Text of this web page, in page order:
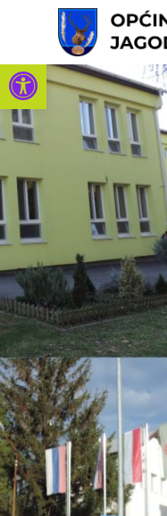
Open toolbar